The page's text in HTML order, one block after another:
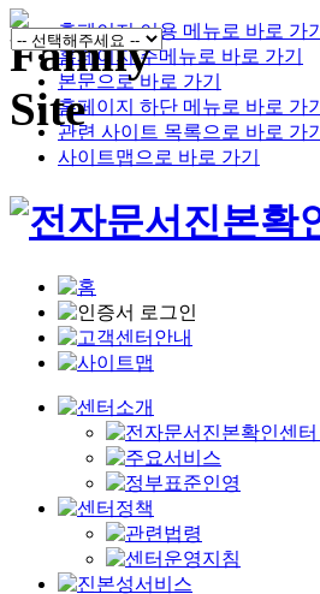
홈페이지 이용 메뉴로 바로 가기
홈페이지 주메뉴로 바로 가기
본문으로 바로 가기
홈페이지 하단 메뉴로 바로 가기
관련 사이트 목록으로 바로 가기
사이트맵으로 바로 가기